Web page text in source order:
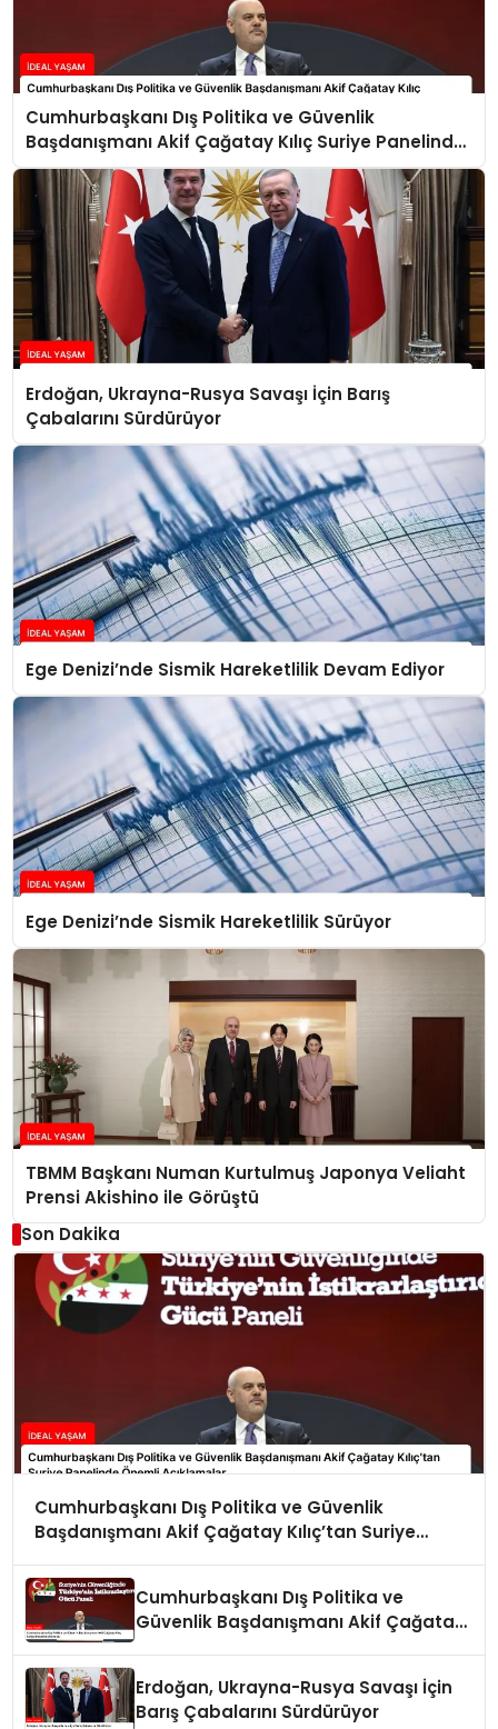
Cumhurbaşkanı Dış Politika ve Güvenlik
Başdanışmanı Akif Çağatay Kılıç Suriye Panelinde
Konuştu
Erdoğan, Ukrayna-Rusya Savaşı İçin Barış
Çabalarını Sürdürüyor
Ege Denizi’nde Sismik Hareketlilik Devam Ediyor
Ege Denizi’nde Sismik Hareketlilik Sürüyor
TBMM Başkanı Numan Kurtulmuş Japonya Veliaht
Prensi Akishino ile Görüştü
Son Dakika
Cumhurbaşkanı Dış Politika ve Güvenlik
Başdanışmanı Akif Çağatay Kılıç’tan Suriye
Cumhurbaşkanı Dış Politika ve
Güvenlik Başdanışmanı Akif Çağatay
Erdoğan, Ukrayna-Rusya Savaşı İçin
Barış Çabalarını Sürdürüyor